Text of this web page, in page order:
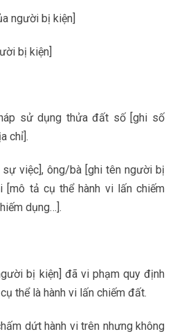
người bị kiện]
bị kiện]
sử dụng thửa đất số [ghi số
chỉ].
sự việc], ông/bà [ghi tên người bị
[mô tả cụ thể hành vi lấn chiếm
dụng…].
bị kiện] đã vi phạm quy định
thể là hành vi lấn chiếm đất.
dứt hành vi trên nhưng không